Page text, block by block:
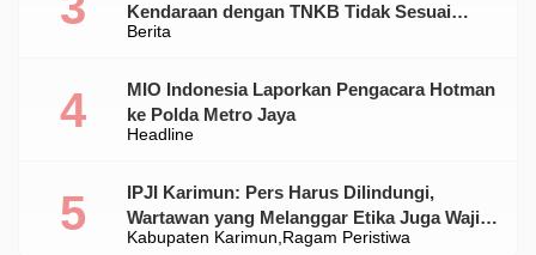
Berita
Kendaraan dengan TNKB Tidak Sesuai
Standar
Headline
MIO Indonesia Laporkan Pengacara Hotman
ke Polda Metro Jaya
Kabupaten Karimun Ragam Peristiwa
IPJI Karimun: Pers Harus Dilindungi,
Wartawan yang Melanggar Etika Juga Wajib
Dikoreksi